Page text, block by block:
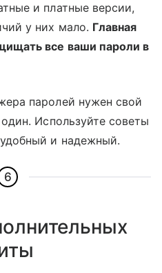
и платные версии,
у них мало. Главная
все ваши пароли в
паролей нужен свой
Используйте советы
и надежный.
6